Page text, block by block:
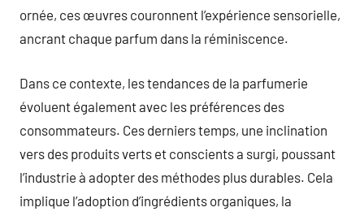
ornée, ces œuvres couronnent l’expérience sensorielle,
ancrant chaque parfum dans la réminiscence.
Dans ce contexte, les tendances de la parfumerie
évoluent également avec les préférences des
consommateurs. Ces derniers temps, une inclination
vers des produits verts et conscients a surgi, poussant
l’industrie à adopter des méthodes plus durables. Cela
implique l’adoption d’ingrédients organiques, la